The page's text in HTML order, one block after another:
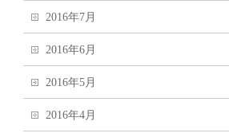
2016年7月
2016年6月
2016年5月
2016年4月